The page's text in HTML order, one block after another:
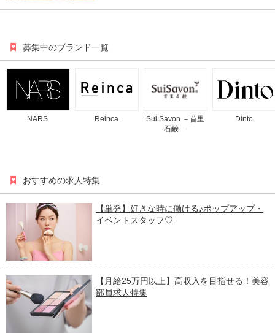
募集中のブランド一覧
NARS Reinca
Sui Savon －首里
石鹸－
Dinto
おすすめの求人特集
【単発】好きな時に働ける♪ポップアップ・
イベントスタッフ♡
【月給25万円以上】高収入を目指せる！美容
部員求人特集